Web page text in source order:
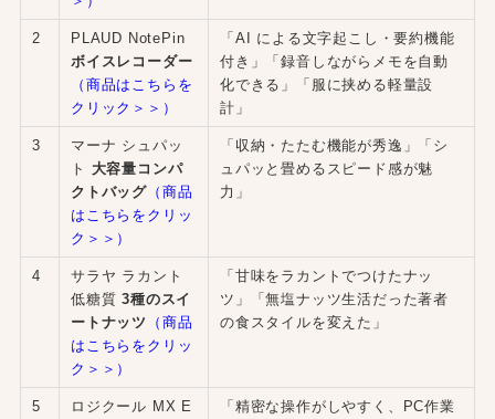
2
PLAUD NotePin
ボイスレコーダー
（商品はこちらを
クリック＞＞）
「AI による文字起こし・要約機能
付き」「録音しながらメモを自動
化できる」「服に挟める軽量設
計」
3
マーナ シュパッ
ト 大容量コンパ
クトバッグ （商品
はこちらをクリッ
ク＞＞）
「収納・たたむ機能が秀逸」「シ
ュパッと畳めるスピード感が魅
力」
4
サラヤ ラカント
低糖質3種のスイ
ートナッツ
（商品
はこちらをクリッ
ク＞＞）
「甘味をラカントでつけたナッ
ツ」「無塩ナッツ生活だった著者
の食スタイルを変えた」
5
ロジクール MX E
「精密な操作がしやすく、PC作業